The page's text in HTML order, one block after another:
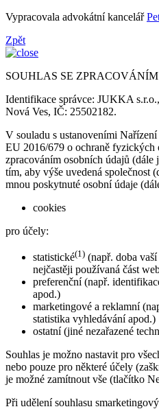
Vypracovala advokátní kancelář
Zpět
SOUHLAS SE
Identifikace správce: JUKKA
Nová Ves, IČ: 25502182.
V souladu s ustanoveními
EU 2016/679 o ochraně fyzických
zpracováním osobních údajů (dále
tím, aby výše uvedená společnost
mnou poskytnuté osobní údaje
cookies
pro účely:
statistické(1) (např. doba
nejčastěji používaná část
preferenční (např.
apod.)
marketingové a reklamní
statistika vyhledávání apod.)
ostatní (jiné nezařazené
Souhlas je možno nastavit pro
nebo pouze pro některé účely
je možné zamítnout vše (tlačítko
Při udělení souhlasu